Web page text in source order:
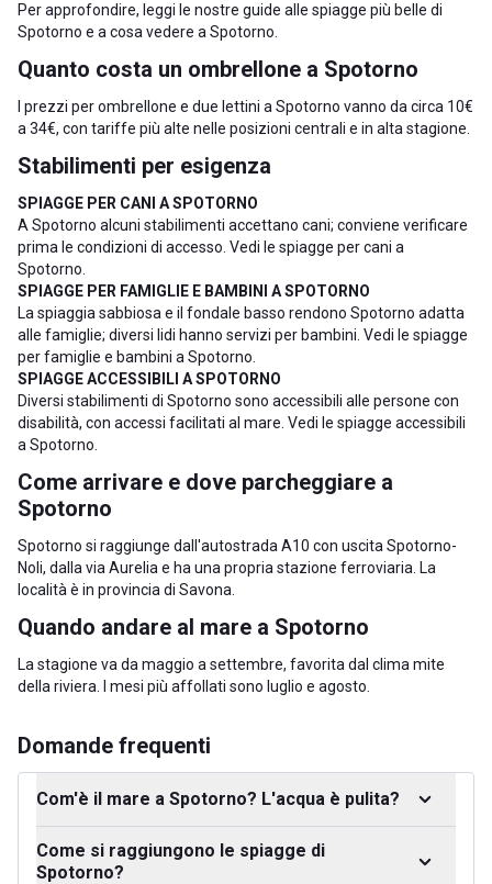
Per approfondire, leggi le nostre guide alle spiagge più belle di
Spotorno e a cosa vedere a Spotorno
Quanto costa un ombrellone a Spotorno
I prezzi per ombrellone e due lettini a Spotorno vanno da circa 10€
a 34€, con tariffe più alte nelle posizioni centrali e in alta stagione.
Stabilimenti per esigenza
SPIAGGE PER CANI A SPOTORNO
A Spotorno alcuni stabilimenti accettano cani; conviene verificare
prima le condizioni di accesso. Vedi le spiagge per cani a
Spotorno
SPIAGGE PER FAMIGLIE E BAMBINI A SPOTORNO
La spiaggia sabbiosa e il fondale basso rendono Spotorno adatta
alle famiglie; diversi lidi hanno servizi per bambini. Vedi le spiagge
per famiglie e bambini a Spotorno
SPIAGGE ACCESSIBILI A SPOTORNO
Diversi stabilimenti di Spotorno sono accessibili alle persone con
disabilità, con accessi facilitati al mare. Vedi le spiagge accessibili
a Spotorno
Come arrivare e dove parcheggiare a
Spotorno
Spotorno si raggiunge dall'autostrada A10 con uscita Spotorno-
Noli, dalla via Aurelia e ha una propria stazione ferroviaria. La
località è in provincia di Savona
Quando andare al mare a Spotorno
La stagione va da maggio a settembre, favorita dal clima mite
della riviera. I mesi più affollati sono luglio e agosto.
Domande frequenti
Com'è il mare a Spotorno? L'acqua è pulita?
Come si raggiungono le spiagge di
Spotorno?